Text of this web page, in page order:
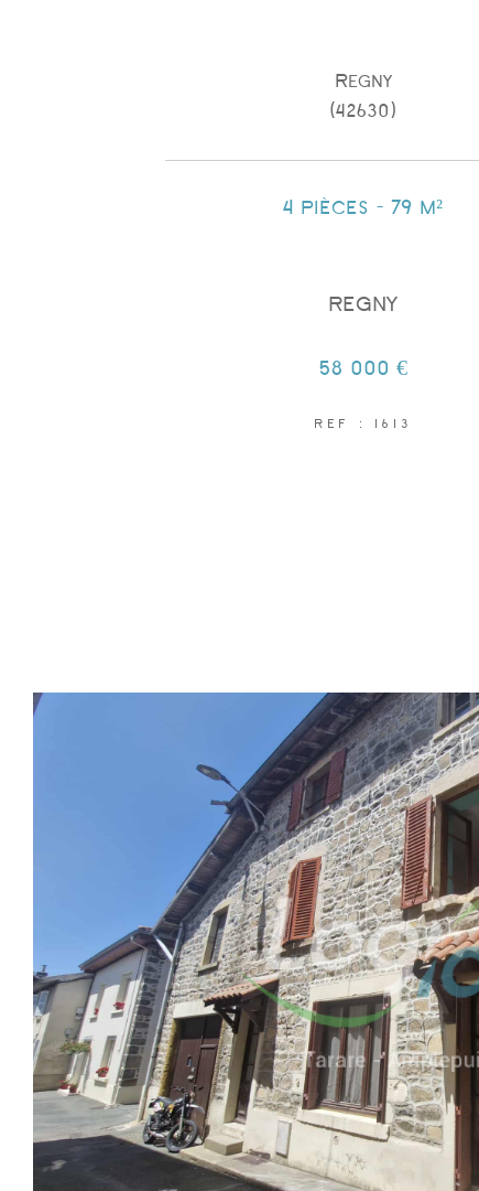
Regny
(42630)
4 pièces - 79 m²
REGNY
58 000 €
REF : 1613